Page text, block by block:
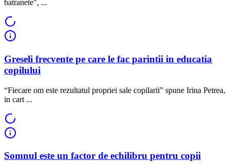
batranete", ...
Greseli frecvente pe care le fac parintii in educatia
copilului
“Fiecare om este rezultatul propriei sale copilarii” spune Irina Petrea,
in cart ...
Somnul este un factor de echilibru pentru copii